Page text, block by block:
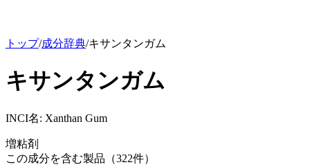
トップ/成分辞典/キサンタンガム
キサンタンガム
INCI名: Xanthan Gum
増粘剤
この成分を含む製品（322件）